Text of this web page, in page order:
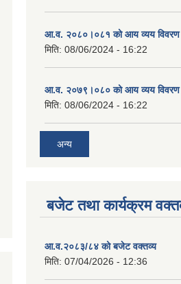
आ.व. २०८०।०८१ को आय व्यय विवरण
मिति: 08/06/2024 - 16:22
आ.व. २०७९।०८० को आय व्यय विवरण
मिति: 08/06/2024 - 16:22
अन्य
बजेट तथा कार्यक्रम
आ.व.२०८३/८४ को बजेट वक्तव्य
मिति: 07/04/2026 - 12:36